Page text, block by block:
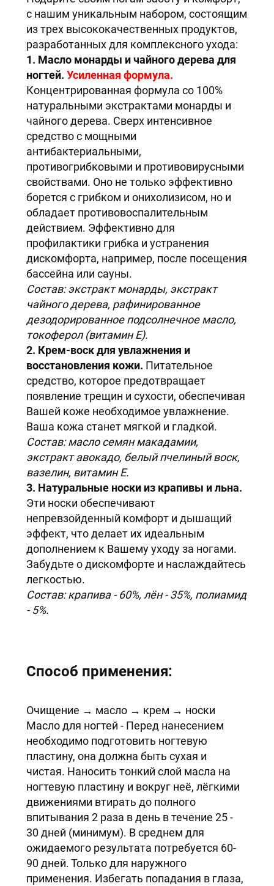
с нашим уникальным набором, состоящим
из трех высококачественных продуктов,
разработанных для комплексного ухода:
1. Масло монарды и чайного дерева для
ногтей.Усиленная формула.
Концентрированная формула со 100%
натуральными экстрактами монарды и
чайного дерева. Сверх интенсивное
средство с мощными
антибактериальными,
противогрибковыми и противовирусными
свойствами. Оно не только эффективно
борется с грибком и онихолизисом, но и
обладает противовоспалительным
действием. Эффективно для
профилактики грибка и устранения
дискомфорта, например, после посещения
бассейна или сауны.
Состав: экстракт монарды, экстракт
чайного дерева, рафинированное
дезодорированное подсолнечное масло,
токоферол (витамин Е).
2. Крем-воск для увлажнения и
восстановления кожи. Питательное
средство, которое предотвращает
появление трещин и сухости, обеспечивая
Вашей коже необходимое увлажнение.
Ваша кожа станет мягкой и гладкой.
Состав: масло семян макадамии,
экстракт авокадо, белый пчелиный воск,
вазелин, витамин E.
3. Натуральные носки из крапивы и льна.
Эти носки обеспечивают
непревзойденный комфорт и дышащий
эффект, что делает их идеальным
дополнением к Вашему уходу за ногами.
Забудьте о дискомфорте и наслаждайтесь
легкостью.
Состав: крапива - 60%, лён - 35%, полиамид
- 5%.
Способ применения:
Очищение → масло → крем → носки
Масло для ногтей - Перед нанесением
необходимо подготовить ногтевую
пластину, она должна быть сухая и
чистая. Наносить тонкий слой масла на
ногтевую пластину и вокруг неё, лёгкими
движениями втирать до полного
впитывания 2 раза в день в течение 25 -
30 дней (минимум). В среднем для
ожидаемого результата потребуется 60-
90 дней. Только для наружного
применения. Избегать попадания в глаза,